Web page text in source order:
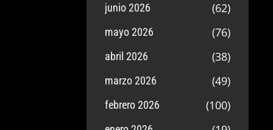
junio 2026 (62)
mayo 2026 (76)
abril 2026 (38)
marzo 2026 (49)
febrero 2026 (100)